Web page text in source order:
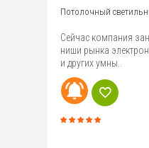
Потолочный
Сейчас компания
ниши рынка
и других умны..